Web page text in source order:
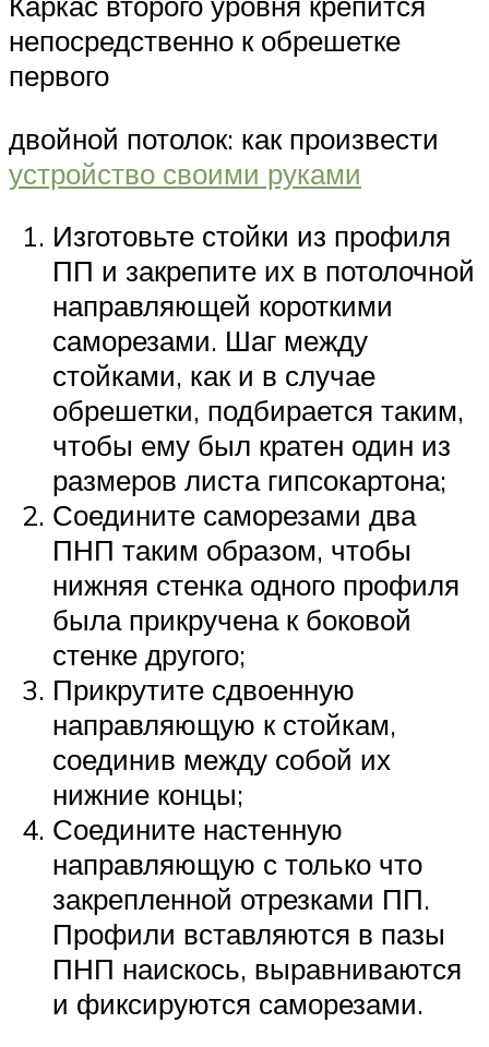
непосредственно к обрешетке
первого
двойной потолок: как произвести
устройство своими руками
Изготовьте стойки из профиля
ПП и закрепите их в потолочной
направляющей короткими
саморезами. Шаг между
стойками, как и в случае
обрешетки, подбирается таким,
чтобы ему был кратен один из
размеров листа гипсокартона;
Соедините саморезами два
ПНП таким образом, чтобы
нижняя стенка одного профиля
была прикручена к боковой
стенке другого;
Прикрутите сдвоенную
направляющую к стойкам,
соединив между собой их
нижние концы;
Соедините настенную
направляющую с только что
закрепленной отрезками ПП.
Профили вставляются в пазы
ПНП наискось, выравниваются
и фиксируются саморезами.